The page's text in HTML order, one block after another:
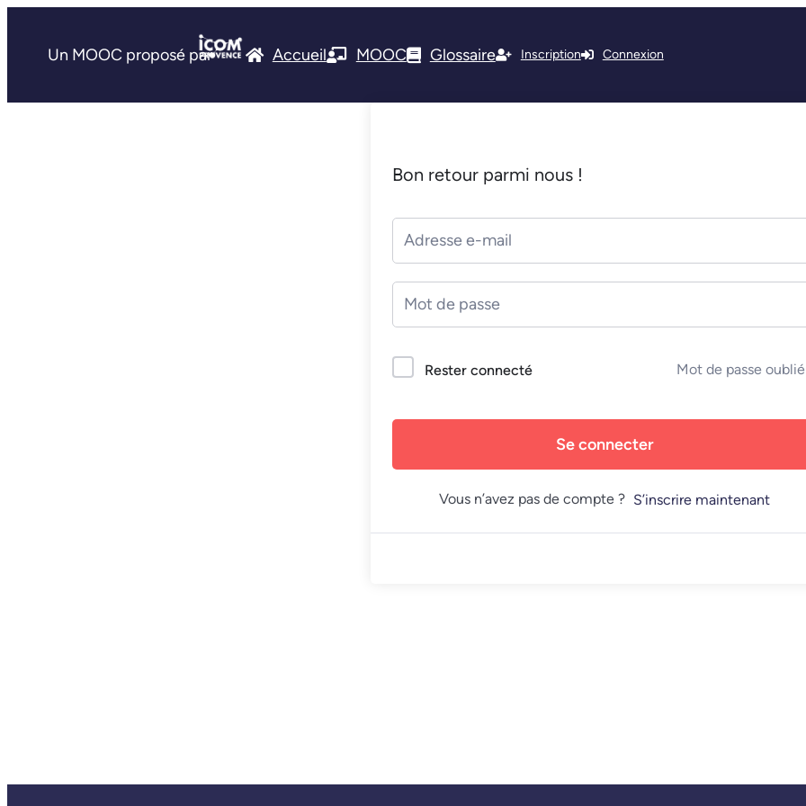
Un MOOC proposé par Accueil MOOC Glossaire Inscription Connexion
Bon retour parmi nous !
Rester connecté Mot de passe
Se connecter
Vous n’avez pas de compte ? S’inscrire maintenant